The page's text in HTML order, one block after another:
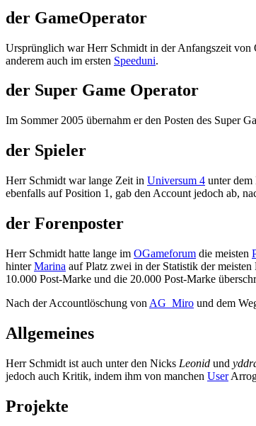
der GameOperator
Ursprünglich war Herr Schmidt in der Anfangszeit von
anderem auch im ersten Speeduni.
der Super Game Operator
Im Sommer 2005 übernahm er den Posten des Super
der Spieler
Herr Schmidt war lange Zeit in Universum 4 unter
ebenfalls auf Position 1, gab den Account jedoch ab,
der Forenposter
Herr Schmidt hatte lange im OGameforum die meisten
hinterMarina auf Platz zwei in der Statistik der meisten
10.000 Post-Marke und die 20.000 Post-Marke
Nach der Accountlöschung von AG_Miro und dem
Allgemeines
Herr Schmidt ist auch unter den Nicks Leonid und
jedoch auch Kritik, indem ihm von manchen User
Projekte